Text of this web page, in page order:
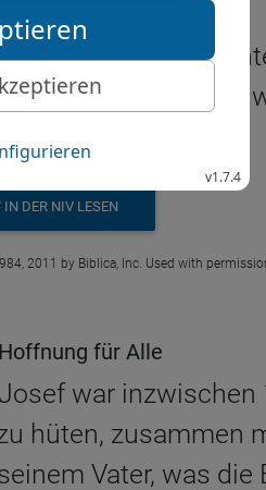
Version
man of
Zilpah, his father’s
about them.
DER NIV LESEN
2011 by Biblica, Inc. Used with
für Alle
war inzwischen
hüten, zusammen
Vater, was